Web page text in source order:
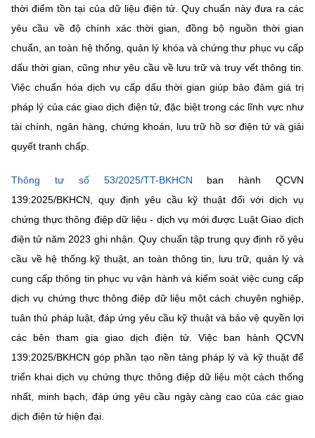
Điện thoại: 024 3936 9506
Email:stc@mst.gov.vn
(Ghi rõ nguồn "https://mst.gov.vn" khi phát hành lại thông tin từ
website này)
thời điểm tồn tại của dữ liệu điện tử. Quy chuẩn này đưa ra các
yêu cầu về độ chính xác thời gian, đồng bộ nguồn thời gian
chuẩn, an toàn hệ thống, quản lý khóa và chứng thư phục vụ cấp
dấu thời gian, cũng như yêu cầu về lưu trữ và truy vết thông tin.
Việc chuẩn hóa dịch vụ cấp dấu thời gian giúp bảo đảm giá trị
pháp lý của các giao dịch điện tử, đặc biệt trong các lĩnh vực như
tài chính, ngân hàng, chứng khoán, lưu trữ hồ sơ điện tử và giải
quyết tranh chấp.
Thông tư số 53/2025/TT-BKHCN ban hành QCVN
139:2025/BKHCN, quy định yêu cầu kỹ thuật đối với dịch vụ
chứng thực thông điệp dữ liệu - dịch vụ mới được Luật Giao dịch
điện tử năm 2023 ghi nhận. Quy chuẩn tập trung quy định rõ yêu
cầu về hệ thống kỹ thuật, an toàn thông tin, lưu trữ, quản lý và
cung cấp thông tin phục vụ vận hành và kiểm soát việc cung cấp
dịch vụ chứng thực thông điệp dữ liệu một cách chuyên nghiệp,
tuân thủ pháp luật, đáp ứng yêu cầu kỹ thuật và bảo vệ quyền lợi
các bên tham gia giao dịch điện tử. Việc ban hành QCVN
139:2025/BKHCN góp phần tạo nền tảng pháp lý và kỹ thuật để
triển khai dịch vụ chứng thực thông điệp dữ liệu một cách thống
nhất, minh bạch, đáp ứng yêu cầu ngày càng cao của các giao
dịch điện tử hiện đại.